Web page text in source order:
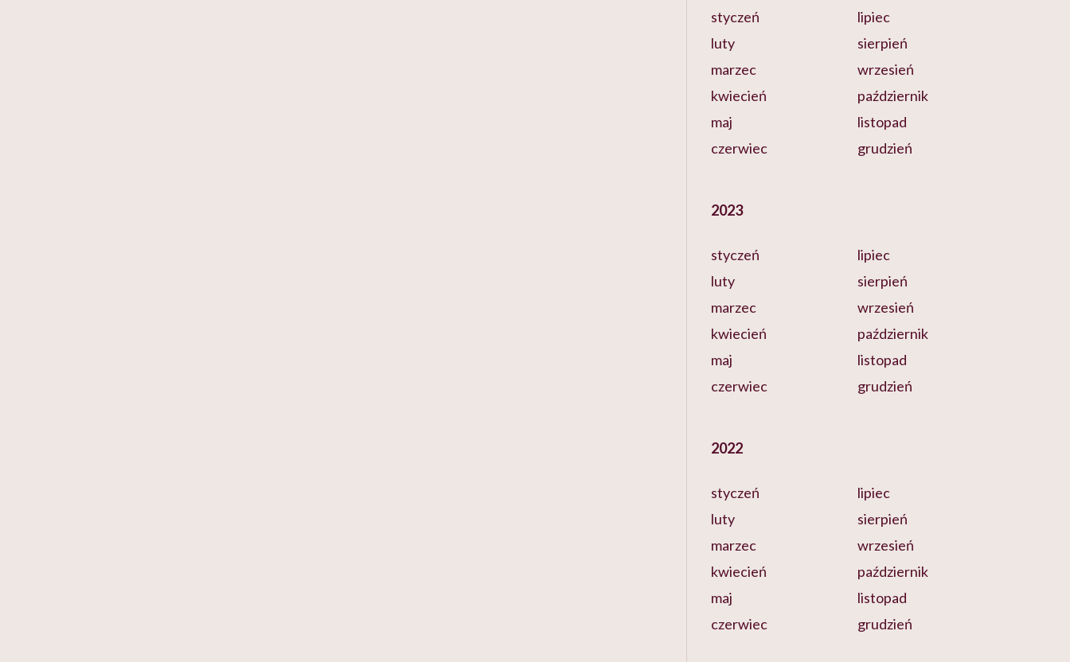
styczeń
luty
marzec
kwiecień
maj
czerwiec
lipiec
sierpień
wrzesień
październik
listopad
grudzień
2023
styczeń
luty
marzec
kwiecień
maj
czerwiec
lipiec
sierpień
wrzesień
październik
listopad
grudzień
2022
styczeń
luty
marzec
kwiecień
maj
czerwiec
lipiec
sierpień
wrzesień
październik
listopad
grudzień